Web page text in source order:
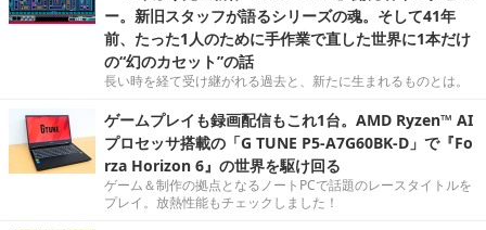
ー。新旧スタッフが語るシリーズの魂。そして41年
前、たった1人のために手作業で直した世界に1本だけ
の“幻のカセット”の話
長い時を経て受け継がれる過去と、新たに生まれるものとは。
ゲームプレイも録画配信もこれ1台。AMD Ryzen™ AI
プロセッサ搭載の「G TUNE P5-A7G60BK-D」で『Fo
rza Horizon 6』の世界を駆け回る
ゲーム＆制作の拠点となるノートPCで話題のレースタイトルを
プレイ。放熱性能もチェックしました！